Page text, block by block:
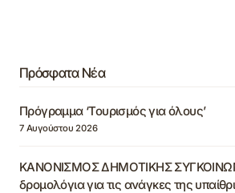
Πρόσφατα Νέα
Πρόγραμμα ‘Τουρισμός για όλους’
7 Αυγούστου 2026
ΚΑΝΟΝΙΣΜΟΣ ΔΗΜΟΤΙΚΗΣ
δρομολόγια για τις ανάγκες της